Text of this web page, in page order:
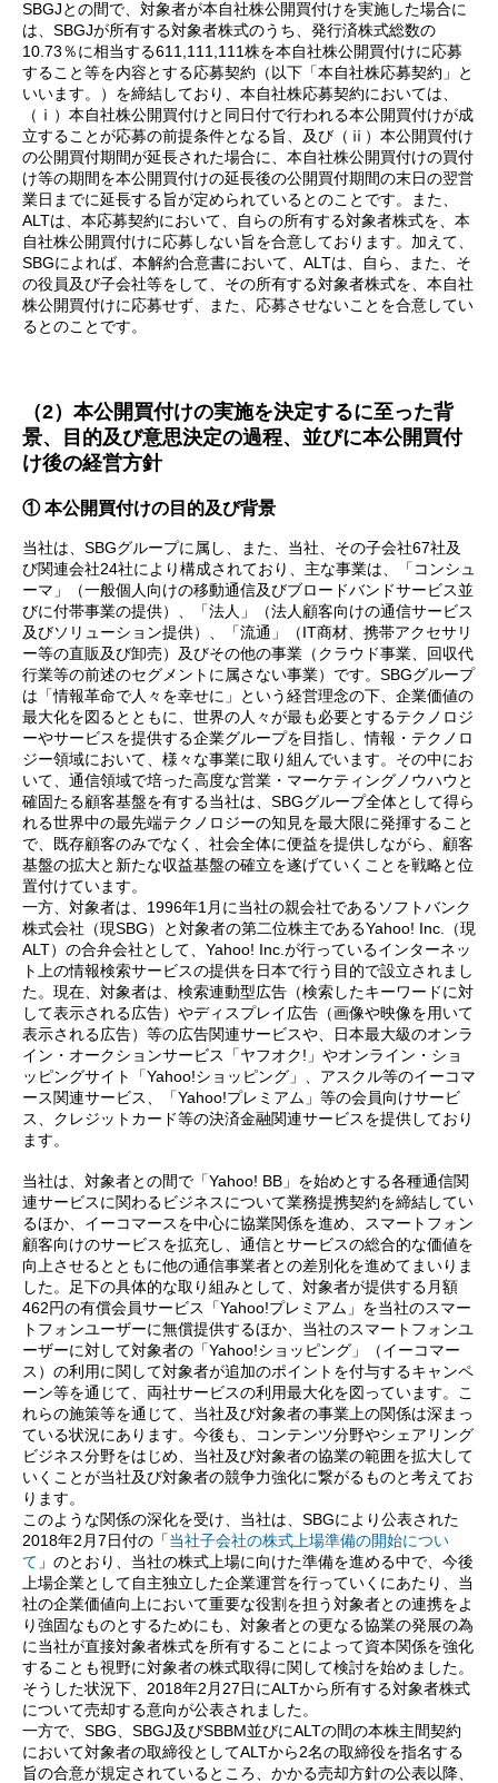
SBGJとの間で、対象者が本自社株公開買付けを実施した場合に
は、SBGJが所有する対象者株式のうち、発行済株式総数の
10.73％に相当する611,111,111株を本自社株公開買付けに応募
すること等を内容とする応募契約（以下「本自社株応募契約」と
いいます。）を締結しており、本自社株応募契約においては、
（ⅰ）本自社株公開買付けと同日付で行われる本公開買付けが成
立することが応募の前提条件となる旨、及び（ⅱ）本公開買付け
の公開買付期間が延長された場合に、本自社株公開買付けの買付
け等の期間を本公開買付けの延長後の公開買付期間の末日の翌営
業日までに延長する旨が定められているとのことです。また、
ALTは、本応募契約において、自らの所有する対象者株式を、本
自社株公開買付けに応募しない旨を合意しております。加えて、
SBGによれば、本解約合意書において、ALTは、自ら、また、そ
の役員及び子会社等をして、その所有する対象者株式を、本自社
株公開買付けに応募せず、また、応募させないことを合意してい
るとのことです。
（2）本公開買付けの実施を決定するに至った背
景、目的及び意思決定の過程、並びに本公開買付
け後の経営方針
① 本公開買付けの目的及び背景
当社は、SBGグループに属し、また、当社、その子会社67社及
び関連会社24社により構成されており、主な事業は、「コンシュ
ーマ」（一般個人向けの移動通信及びブロードバンドサービス並
びに付帯事業の提供）、「法人」（法人顧客向けの通信サービス
及びソリューション提供）、「流通」（IT商材、携帯アクセサリ
ー等の直販及び卸売）及びその他の事業（クラウド事業、回収代
行業等の前述のセグメントに属さない事業）です。SBGグループ
は「情報革命で人々を幸せに」という経営理念の下、企業価値の
最大化を図るとともに、世界の人々が最も必要とするテクノロジ
ーやサービスを提供する企業グループを目指し、情報・テクノロ
ジー領域において、様々な事業に取り組んでいます。その中にお
いて、通信領域で培った高度な営業・マーケティングノウハウと
確固たる顧客基盤を有する当社は、SBGグループ全体として得ら
れる世界中の最先端テクノロジーの知見を最大限に発揮すること
で、既存顧客のみでなく、社会全体に便益を提供しながら、顧客
基盤の拡大と新たな収益基盤の確立を遂げていくことを戦略と位
置付けています。
一方、対象者は、1996年1月に当社の親会社であるソフトバンク
株式会社（現SBG）と対象者の第二位株主であるYahoo! Inc.（現
ALT）の合弁会社として、Yahoo! Inc.が行っているインターネッ
ト上の情報検索サービスの提供を日本で行う目的で設立されまし
た。現在、対象者は、検索連動型広告（検索したキーワードに対
して表示される広告）やディスプレイ広告（画像や映像を用いて
表示される広告）等の広告関連サービスや、日本最大級のオンラ
イン・オークションサービス「ヤフオク!」やオンライン・ショ
ッピングサイト「Yahoo!ショッピング」、アスクル等のイーコマ
ース関連サービス、「Yahoo!プレミアム」等の会員向けサービ
ス、クレジットカード等の決済金融関連サービスを提供しており
ます。
当社は、対象者との間で「Yahoo! BB」を始めとする各種通信関
連サービスに関わるビジネスについて業務提携契約を締結してい
るほか、イーコマースを中心に協業関係を進め、スマートフォン
顧客向けのサービスを拡充し、通信とサービスの総合的な価値を
向上させるとともに他の通信事業者との差別化を進めてまいりま
した。足下の具体的な取り組みとして、対象者が提供する月額
462円の有償会員サービス「Yahoo!プレミアム」を当社のスマー
トフォンユーザーに無償提供するほか、当社のスマートフォンユ
ーザーに対して対象者の「Yahoo!ショッピング」（イーコマー
ス）の利用に関して対象者が追加のポイントを付与するキャンペ
ーン等を通じて、両社サービスの利用最大化を図っています。こ
れらの施策等を通じて、当社及び対象者の事業上の関係は深まっ
ている状況にあります。今後も、コンテンツ分野やシェアリング
ビジネス分野をはじめ、当社及び対象者の協業の範囲を拡大して
いくことが当社及び対象者の競争力強化に繋がるものと考えてお
ります。
このような関係の深化を受け、当社は、SBGにより公表された
2018年2月7日付の「当社子会社の株式上場準備の開始につい
て 」のとおり、当社の株式上場に向けた準備を進める中で、今後
上場企業として自主独立した企業運営を行っていくにあたり、当
社の企業価値向上において重要な役割を担う対象者との連携をよ
り強固なものとするためにも、対象者との更なる協業の発展の為
に当社が直接対象者株式を所有することによって資本関係を強化
することも視野に対象者の株式取得に関して検討を始めました。
そうした状況下、2018年2月27日にALTから所有する対象者株式
について売却する意向が公表されました。
一方で、SBG、SBGJ及びSBBM並びにALTの間の本株主間契約
において対象者の取締役としてALTから2名の取締役を指名する
旨の合意が規定されているところ、かかる売却方針の公表以降、